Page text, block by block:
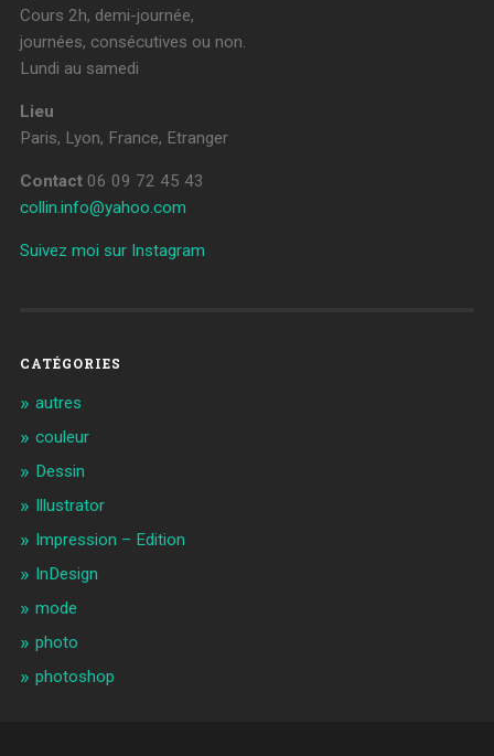
Cours 2h, demi-journée,
journées, consécutives ou non.
Lundi au samedi
Lieu
Paris, Lyon, France, Etranger
Contact 06 09 72 45 43
collin.info@yahoo.com
Suivez moi sur Instagram
CATÉGORIES
autres
couleur
Dessin
Illustrator
Impression – Edition
InDesign
mode
photo
photoshop